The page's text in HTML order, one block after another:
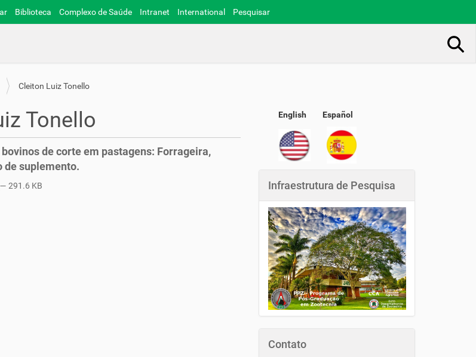
Biblioteca Complexo de Saúde Intranet International Pesquisar
Cleiton Luiz Tonello
Tonello
de corte em pastagens: Forrageira,
de suplemento.
— 291.6 KB
English Español
Infraestrutura de Pesquisa
Contato